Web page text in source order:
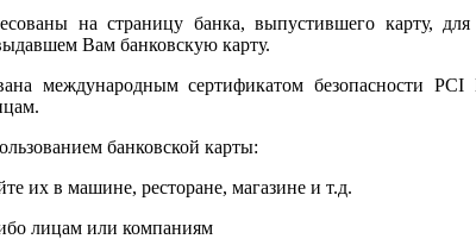
на страницу банка, выпустившего карту,
Вам банковскую карту.
международным сертификатом безопасности
банковской карты:
их в машине, ресторане, магазине и т.д.
лицам или компаниям